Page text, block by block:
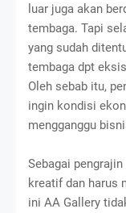
luar juga akan
tembaga. Tapi
yang sudah
tembaga dpt
Oleh sebab itu,
ingin kondisi
mengganggu
Sebagai
kreatif dan harus
ini AA Gallery